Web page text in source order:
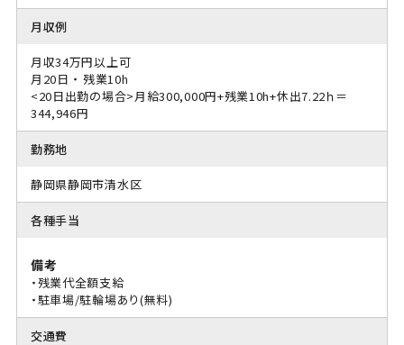
月収例
月収34万円以上可
月20日 ・ 残業10h
<20日出勤の場合>月給300,000円+残業10h+休出7.22ｈ＝
344,946円
勤務地
静岡県静岡市清水区
各種手当
備考
・残業代全額支給
・駐車場/駐輪場あり(無料)
交通費